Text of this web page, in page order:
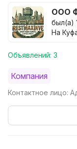
Заезд в любое
Возможна аренда
Отчётные
Курение
ООО
был(а)
На
Объявлений: 3
Компания
Контактное лицо: